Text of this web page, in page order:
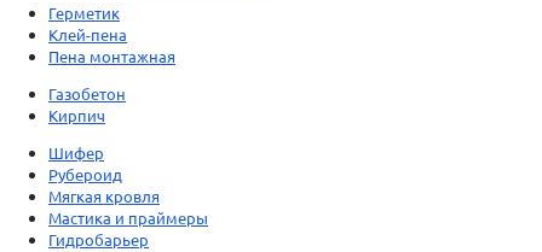
Герметик
Клей-пена
Пена монтажная
Газобетон
Кирпич
Шифер
Рубероид
Мягкая кровля
Мастика и праймеры
Гидробарьер